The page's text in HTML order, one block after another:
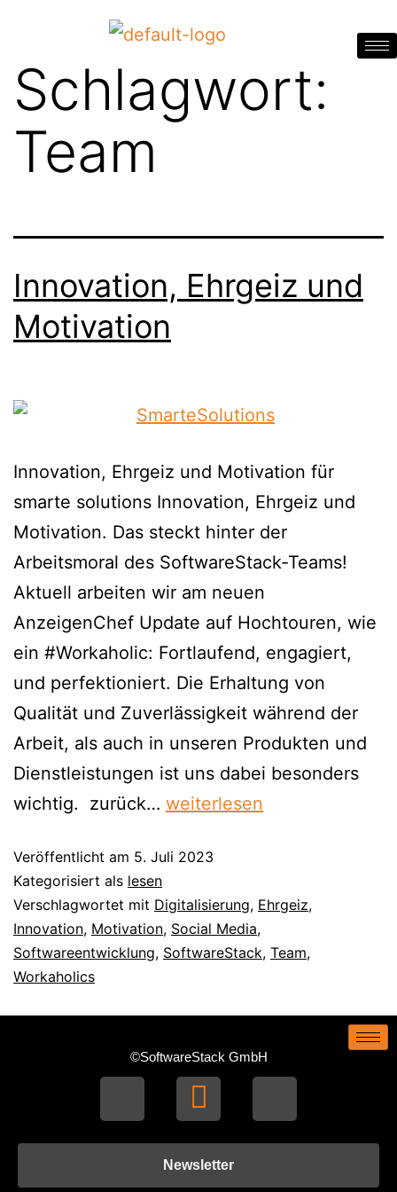
Schlagwort:
Team
Innovation, Ehrgeiz und
Motivation
Innovation, Ehrgeiz und Motivation für
smarte solutions Innovation, Ehrgeiz und
Motivation. Das steckt hinter der
Arbeitsmoral des SoftwareStack-Teams!
Aktuell arbeiten wir am neuen
AnzeigenChef Update auf Hochtouren, wie
ein #Workaholic: Fortlaufend, engagiert,
und perfektioniert. Die Erhaltung von
Qualität und Zuverlässigkeit während der
Arbeit, als auch in unseren Produkten und
Dienstleistungen ist uns dabei besonders
wichtig. zurück… weiterlesen
Veröffentlicht am 5. Juli 2023
Kategorisiert als lesen
Verschlagwortet mit Digitalisierung, Ehrgeiz,
Innovation, Motivation, Social Media,
Softwareentwicklung, SoftwareStack, Team,
Workaholics
©SoftwareStack GmbH
Newsletter